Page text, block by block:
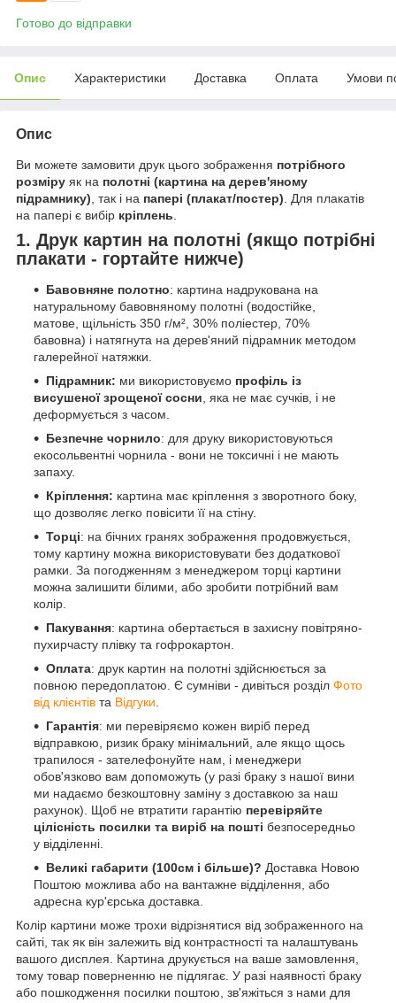
Готово до відправки
Опис Характеристики Доставка Оплата Умови
Опис
Ви можете замовити друк цього зображення потрібного
розміру як на полотні (картина на дерев'яному
підрамнику) , так і на папері (плакат/постер) . Для плакатів
на папері є вибір кріплень
1. Друк картин на полотні (якщо потрібні
плакати - гортайте нижче)
Бавовняне полотно: картина надрукована на
натуральному бавовняному полотні (водостійке,
матове, щільність 350 г/м², 30% поліестер, 70%
бавовна) і натягнута на дерев'яний підрамник методом
галерейної натяжки.
Підрамник: ми використовуємо профіль із
висушеної зрощеної сосни, яка не має сучків, і не
деформується з часом.
Безпечне чорнило: для друку використовуються
екосольвентні чорнила - вони не токсичні і не мають
запаху.
Кріплення: картина має кріплення з зворотного боку,
що дозволяє легко повісити її на стіну.
Торці: на бічних гранях зображення продовжується,
тому картину можна використовувати без додаткової
рамки. За погодженням з менеджером торці картини
можна залишити білими, або зробити потрібний вам
колір.
Пакування: картина обертається в захисну повітряно-
пухирчасту плівку та гофрокартон.
Оплата: друк картин на полотні здійснюється за
повною передоплатою. Є сумніви - дивіться розділ Фото
від клієнтів та Відгуки.
Гарантія: ми перевіряємо кожен виріб перед
відправкою, ризик браку мінімальний, але якщо щось
трапилося - зателефонуйте нам, і менеджери
обов'язково вам допоможуть (у разі браку з нашої вини
ми надаємо безкоштовну заміну з доставкою за наш
рахунок). Щоб не втратити гарантію перевіряйте
цілісність посилки та виріб на пошті безпосередньо
у відділенні.
Великі габарити (100см і більше)? Доставка Новою
Поштою можлива або на вантажне відділення, або
адресна кур'єрська доставка.
Колір картини може трохи відрізнятися від зображенного на
сайті, так як він залежить від контрастності та налаштувань
вашого дисплея. Картина друкується на ваше замовлення,
тому товар поверненню не підлягає. У разі наявності браку
або пошкодження посилки поштою, зв'яжіться з нами для